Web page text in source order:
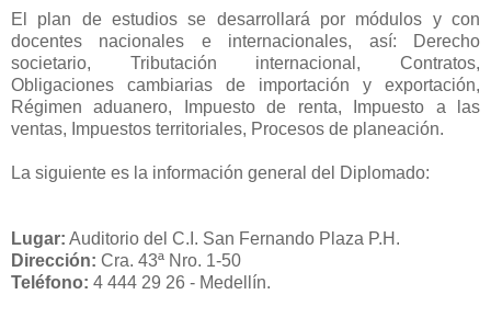
El plan de estudios se desarrollará por módulos y con
docentes nacionales e internacionales, así: Derecho
societario, Tributación internacional, Contratos,
Obligaciones cambiarias de importación y exportación,
Régimen aduanero, Impuesto de renta, Impuesto a las
ventas, Impuestos territoriales, Procesos de planeación.
La siguiente es la información general del Diplomado:
Lugar: Auditorio del C.I. San Fernando Plaza P.H.
Dirección: Cra. 43ª Nro. 1-50
Teléfono: 4 444 29 26 - Medellín.